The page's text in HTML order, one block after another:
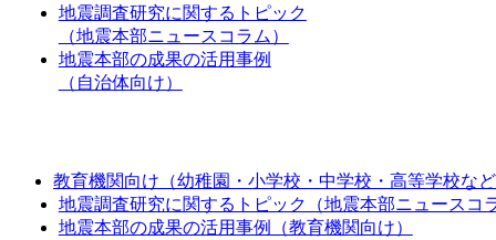
地震調査研究に関するトピック
（地震本部ニュースコラム）
地震本部の成果の活用事例
（自治体向け）
教育機関向け（幼稚園・小学校・中学校・高等学校な
地震調査研究に関するトピック（地震本部ニュースコ
地震本部の成果の活用事例（教育機関向け）